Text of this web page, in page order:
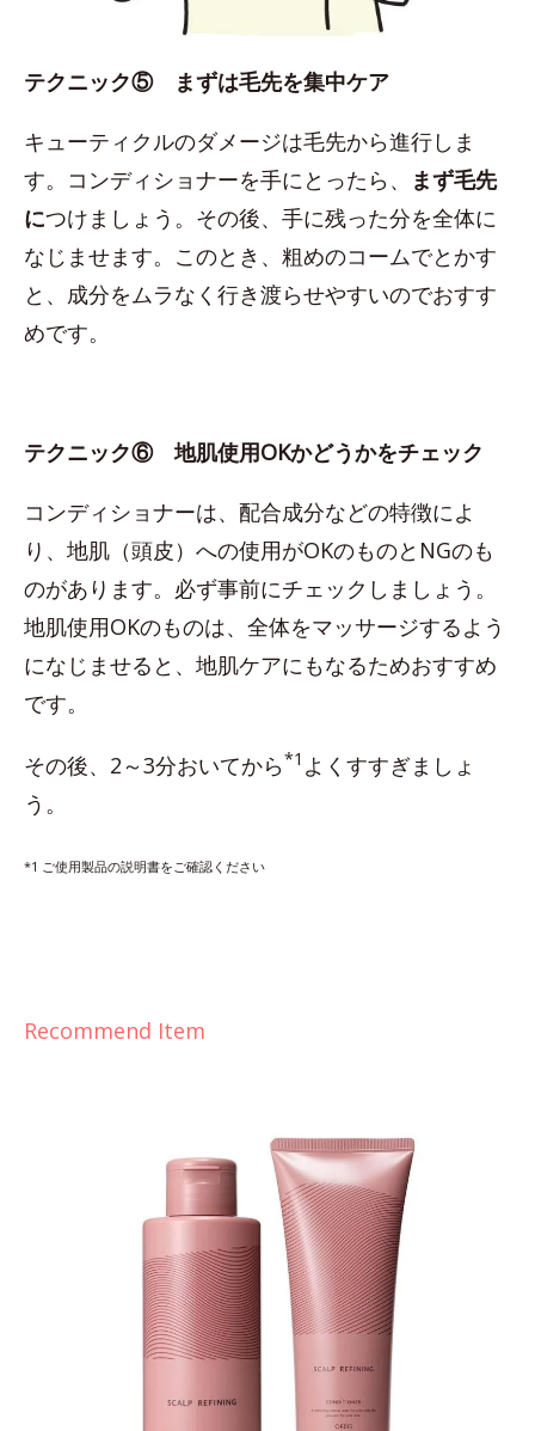
テクニック⑤ まずは毛先を集中ケア
キューティクルのダメージは毛先から進行しま
す。コンディショナーを手にとったら、
まず毛先
につけましょう。その後、手に残った分を全体に
なじませます。このとき、粗めのコームでとかす
と、成分をムラなく行き渡らせやすいのでおすす
めです。
テクニック⑥ 地肌使用OKかどうかをチェック
コンディショナーは、配合成分などの特徴によ
り、地肌（頭皮）への使用がOKのものとNGのも
のがあります。必ず事前にチェックしましょう。
地肌使用OKのものは、全体をマッサージするよう
になじませると、地肌ケアにもなるためおすすめ
です。
その後、2～3分おいてから*1 よくすすぎましょ
う。
*1 ご使用製品の説明書をご確認ください
Recommend Item